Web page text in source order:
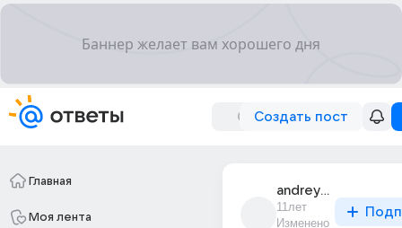
Создать пост
Главная
Моя лента
andrey_gavrilov_20
11лет
Изменено